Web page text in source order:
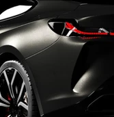
Ay Burcu